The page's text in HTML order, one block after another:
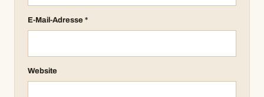
E-Mail-Adresse *
Website